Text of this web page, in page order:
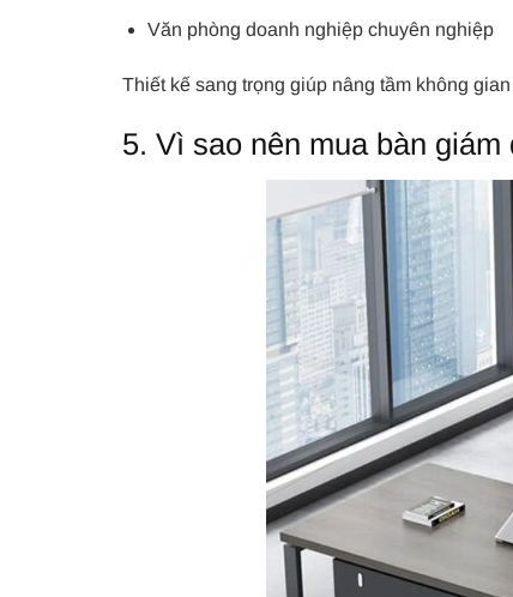
Văn phòng doanh nghiệp chuyên nghiệp
Thiết kế sang trọng giúp nâng tầm không
5. Vì sao nên mua bàn